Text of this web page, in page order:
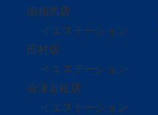
南相馬店
イエステーション
田村店
イエステーション
会津若松店
イエステーション